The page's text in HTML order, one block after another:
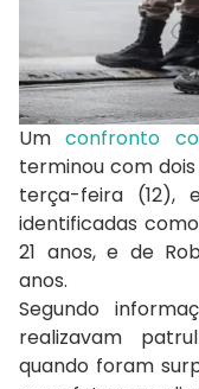
Um confronto
terminou com
terça-feira (12),
identificadas
21 anos, e de
anos.
Segundo
realizavam
quando foram